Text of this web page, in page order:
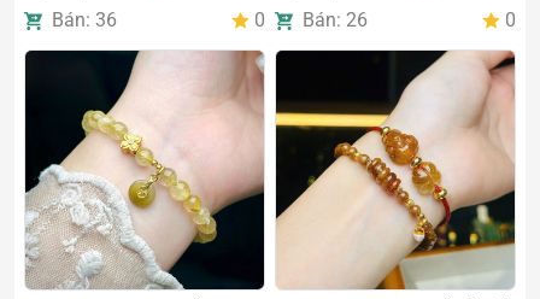
Bán: 36
0
Bán: 26
0